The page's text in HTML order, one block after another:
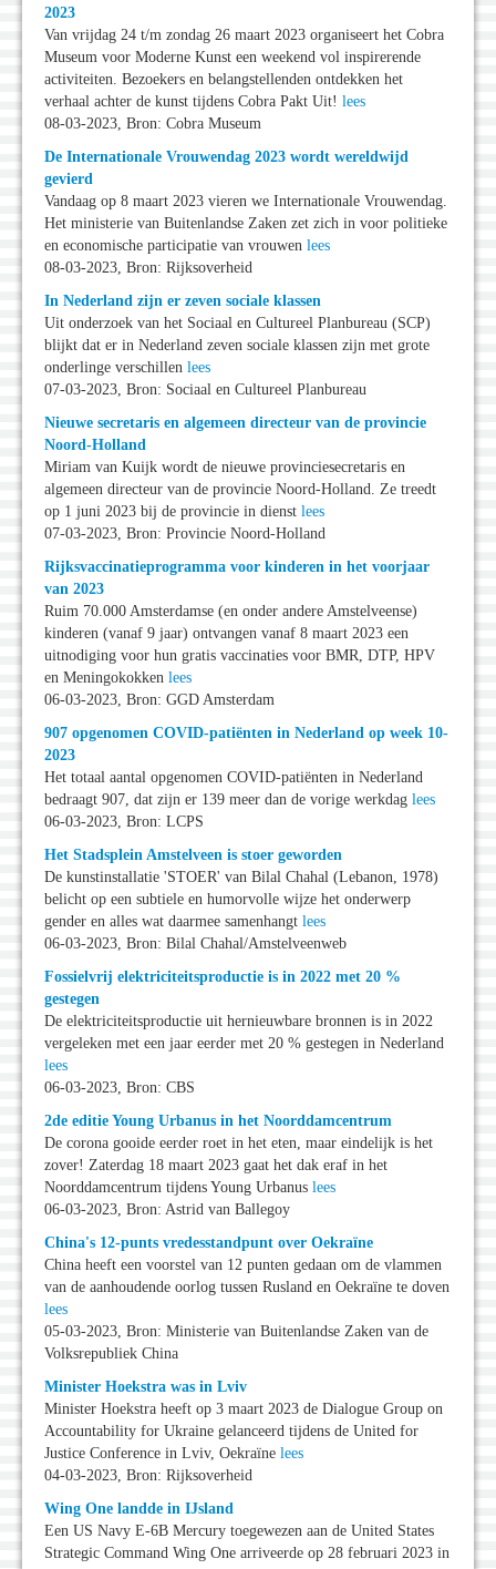
2023
Van vrijdag 24 t/m zondag 26 maart 2023 organiseert het Cobra
Museum voor Moderne Kunst een weekend vol inspirerende
activiteiten. Bezoekers en belangstellenden ontdekken het
verhaal achter de kunst tijdens Cobra Pakt Uit! lees
08-03-2023, Bron: Cobra Museum
De Internationale Vrouwendag 2023 wordt wereldwijd
gevierd
Vandaag op 8 maart 2023 vieren we Internationale Vrouwendag.
Het ministerie van Buitenlandse Zaken zet zich in voor politieke
en economische participatie van vrouwen lees
08-03-2023, Bron: Rijksoverheid
In Nederland zijn er zeven sociale klassen
Uit onderzoek van het Sociaal en Cultureel Planbureau (SCP)
blijkt dat er in Nederland zeven sociale klassen zijn met grote
onderlinge verschillen lees
07-03-2023, Bron: Sociaal en Cultureel Planbureau
Nieuwe secretaris en algemeen directeur van de provincie
Noord-Holland
Miriam van Kuijk wordt de nieuwe provinciesecretaris en
algemeen directeur van de provincie Noord-Holland. Ze treedt
op 1 juni 2023 bij de provincie in dienst lees
07-03-2023, Bron: Provincie Noord-Holland
Rijksvaccinatieprogramma voor kinderen in het voorjaar
van 2023
Ruim 70.000 Amsterdamse (en onder andere Amstelveense)
kinderen (vanaf 9 jaar) ontvangen vanaf 8 maart 2023 een
uitnodiging voor hun gratis vaccinaties voor BMR, DTP, HPV
en Meningokokken lees
06-03-2023, Bron: GGD Amsterdam
907 opgenomen COVID-patiënten in Nederland op week 10-
2023
Het totaal aantal opgenomen COVID-patiënten in Nederland
bedraagt 907, dat zijn er 139 meer dan de vorige werkdag lees
06-03-2023, Bron: LCPS
Het Stadsplein Amstelveen is stoer geworden
De kunstinstallatie 'STOER' van Bilal Chahal (Lebanon, 1978)
belicht op een subtiele en humorvolle wijze het onderwerp
gender en alles wat daarmee samenhangt lees
06-03-2023, Bron: Bilal Chahal/Amstelveenweb
Fossielvrij elektriciteitsproductie is in 2022 met 20 %
gestegen
De elektriciteitsproductie uit hernieuwbare bronnen is in 2022
vergeleken met een jaar eerder met 20 % gestegen in Nederland
lees
06-03-2023, Bron: CBS
2de editie Young Urbanus in het Noorddamcentrum
De corona gooide eerder roet in het eten, maar eindelijk is het
zover! Zaterdag 18 maart 2023 gaat het dak eraf in het
Noorddamcentrum tijdens Young Urbanus lees
06-03-2023, Bron: Astrid van Ballegoy
China's 12-punts vredesstandpunt over Oekraïne
China heeft een voorstel van 12 punten gedaan om de vlammen
van de aanhoudende oorlog tussen Rusland en Oekraïne te doven
lees
05-03-2023, Bron: Ministerie van Buitenlandse Zaken van de
Volksrepubliek China
Minister Hoekstra was in Lviv
Minister Hoekstra heeft op 3 maart 2023 de Dialogue Group on
Accountability for Ukraine gelanceerd tijdens de United for
Justice Conference in Lviv, Oekraïne lees
04-03-2023, Bron: Rijksoverheid
Wing One landde in IJsland
Een US Navy E-6B Mercury toegewezen aan de United States
Strategic Command Wing One arriveerde op 28 februari 2023 in